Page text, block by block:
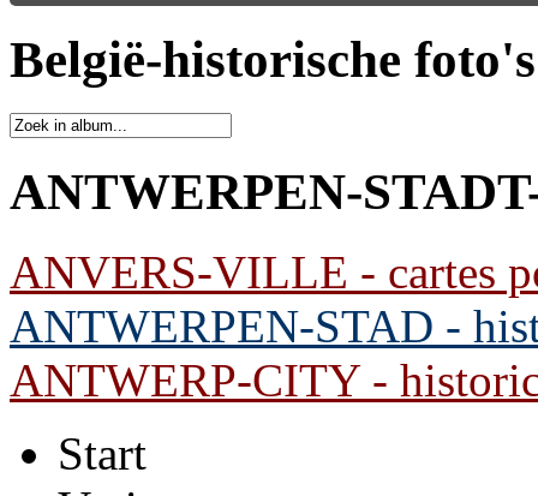
België-historische
ANTWERPEN-
ANVERS-VILLE - cartes
ANTWERPEN-STAD -
ANTWERP-CITY -
Start